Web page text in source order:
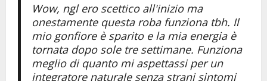
Wow, ngl ero scettico all'inizio ma
onestamente questa roba funziona tbh. Il
mio gonfiore è sparito e la mia energia è
tornata dopo sole tre settimane. Funziona
meglio di quanto mi aspettassi per un
integratore naturale senza strani sintomi